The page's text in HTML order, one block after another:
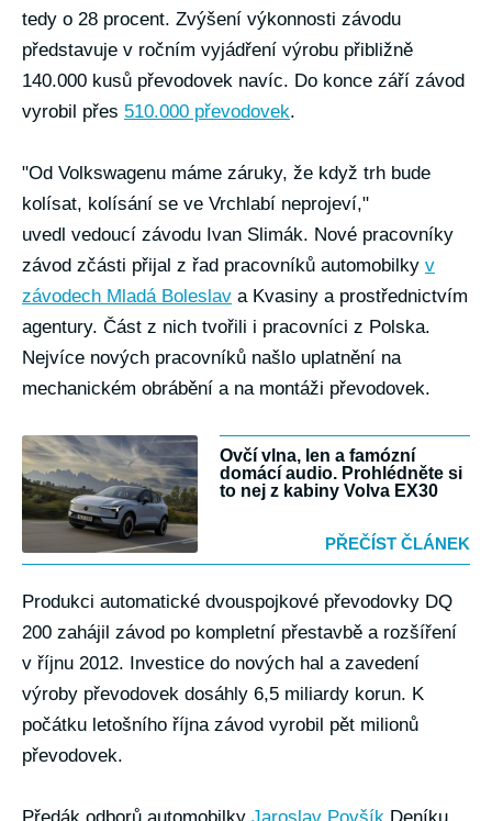
tedy o 28 procent. Zvýšení výkonnosti závodu
představuje v ročním vyjádření výrobu přibližně
140.000 kusů převodovek navíc. Do konce září závod
vyrobil přes 510.000 převodovek.
"Od Volkswagenu máme záruky, že když trh bude
kolísat, kolísání se ve Vrchlabí neprojeví,"
uvedl vedoucí závodu Ivan Slimák. Nové pracovníky
závod zčásti přijal z řad pracovníků automobilky v
závodech Mladá Boleslav a Kvasiny a prostřednictvím
agentury. Část z nich tvořili i pracovníci z Polska.
Nejvíce nových pracovníků našlo uplatnění na
mechanickém obrábění a na montáži převodovek.
Ovčí vlna, len a famózní
domácí audio. Prohlédněte si
to nej z kabiny Volva EX30
PŘEČÍST ČLÁNEK
Produkci automatické dvouspojkové převodovky DQ
200 zahájil závod po kompletní přestavbě a rozšíření
v říjnu 2012. Investice do nových hal a zavedení
výroby převodovek dosáhly 6,5 miliardy korun. K
počátku letošního října závod vyrobil pět milionů
převodovek.